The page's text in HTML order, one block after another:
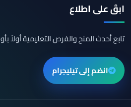
ابقَ على اطلاع
تابع أحدث المنح والفرص التعليمية أولاً
انضم إلى تيليجرام